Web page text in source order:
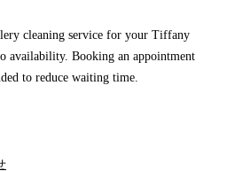
cleaning service for your Tiffany
availability. Booking an appointment
to reduce waiting time.